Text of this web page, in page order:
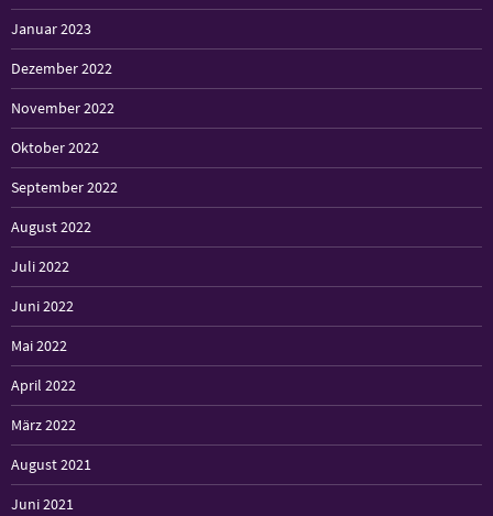
Januar 2023
Dezember 2022
November 2022
Oktober 2022
September 2022
August 2022
Juli 2022
Juni 2022
Mai 2022
April 2022
März 2022
August 2021
Juni 2021